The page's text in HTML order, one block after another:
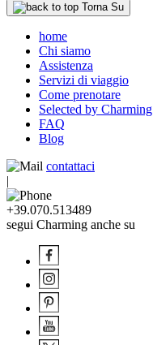
Torna Su
home
Chi siamo
Assistenza
Servizi di viaggio
Come prenotare
Selected by Charming
FAQ
Blog
contattaci
|
+39.070.513489
segui Charming anche su